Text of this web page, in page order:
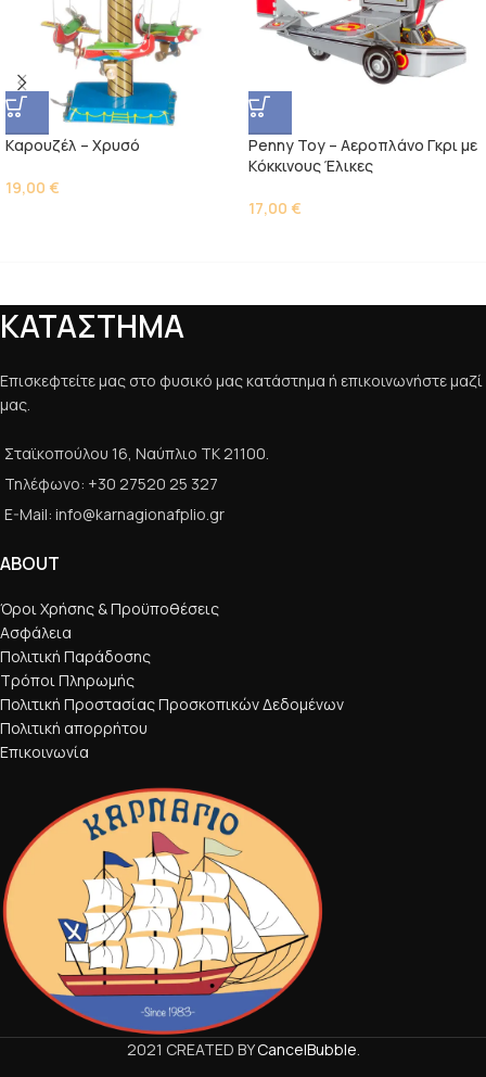
Kαρουζέλ – Χρυσό
19,00 €
Penny Toy – Αεροπλάνο Γκρι με
Kόκκινους Έλικες
17,00 €
ΚΑΤΑΣΤΗΜΑ
Επισκεφτείτε μας στο φυσικό μας κατάστημα ή επικοινωνήστε μαζί
μας.
Σταϊκοπούλου 16, Ναύπλιο ΤΚ 21100.
Τηλέφωνο: +30 27520 25 327
E-Mail: info@karnagionafplio.gr
ABOUT
Όροι Χρήσης & Προϋποθέσεις
Ασφάλεια
Πολιτική Παράδοσης
Τρόποι Πληρωμής
Πολιτική Προστασίας Προσκοπικών Δεδομένων
Πολιτική απορρήτου
Επικοινωνία
2021 CREATED BYCancelBubble.